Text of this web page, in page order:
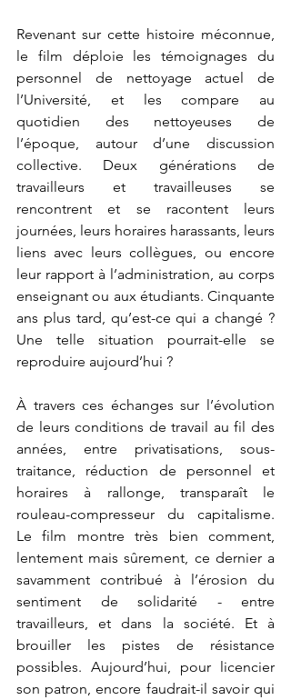
Revenant sur cette histoire méconnue,
le film déploie les témoignages du
personnel de nettoyage actuel de
l’Université, et les compare au
quotidien des nettoyeuses de
l’époque, autour d’une discussion
collective. Deux générations de
travailleurs et travailleuses se
rencontrent et se racontent leurs
journées, leurs horaires harassants, leurs
liens avec leurs collègues, ou encore
leur rapport à l’administration, au corps
enseignant ou aux étudiants. Cinquante
ans plus tard, qu’est-ce qui a changé ?
Une telle situation pourrait-elle se
reproduire aujourd’hui ?
À travers ces échanges sur l’évolution
de leurs conditions de travail au fil des
années, entre privatisations, sous-
traitance, réduction de personnel et
horaires à rallonge, transparaît le
rouleau-compresseur du capitalisme.
Le film montre très bien comment,
lentement mais sûrement, ce dernier a
savamment contribué à l’érosion du
sentiment de solidarité - entre
travailleurs, et dans la société. Et à
brouiller les pistes de résistance
possibles. Aujourd’hui, pour licencier
son patron, encore faudrait-il savoir qui